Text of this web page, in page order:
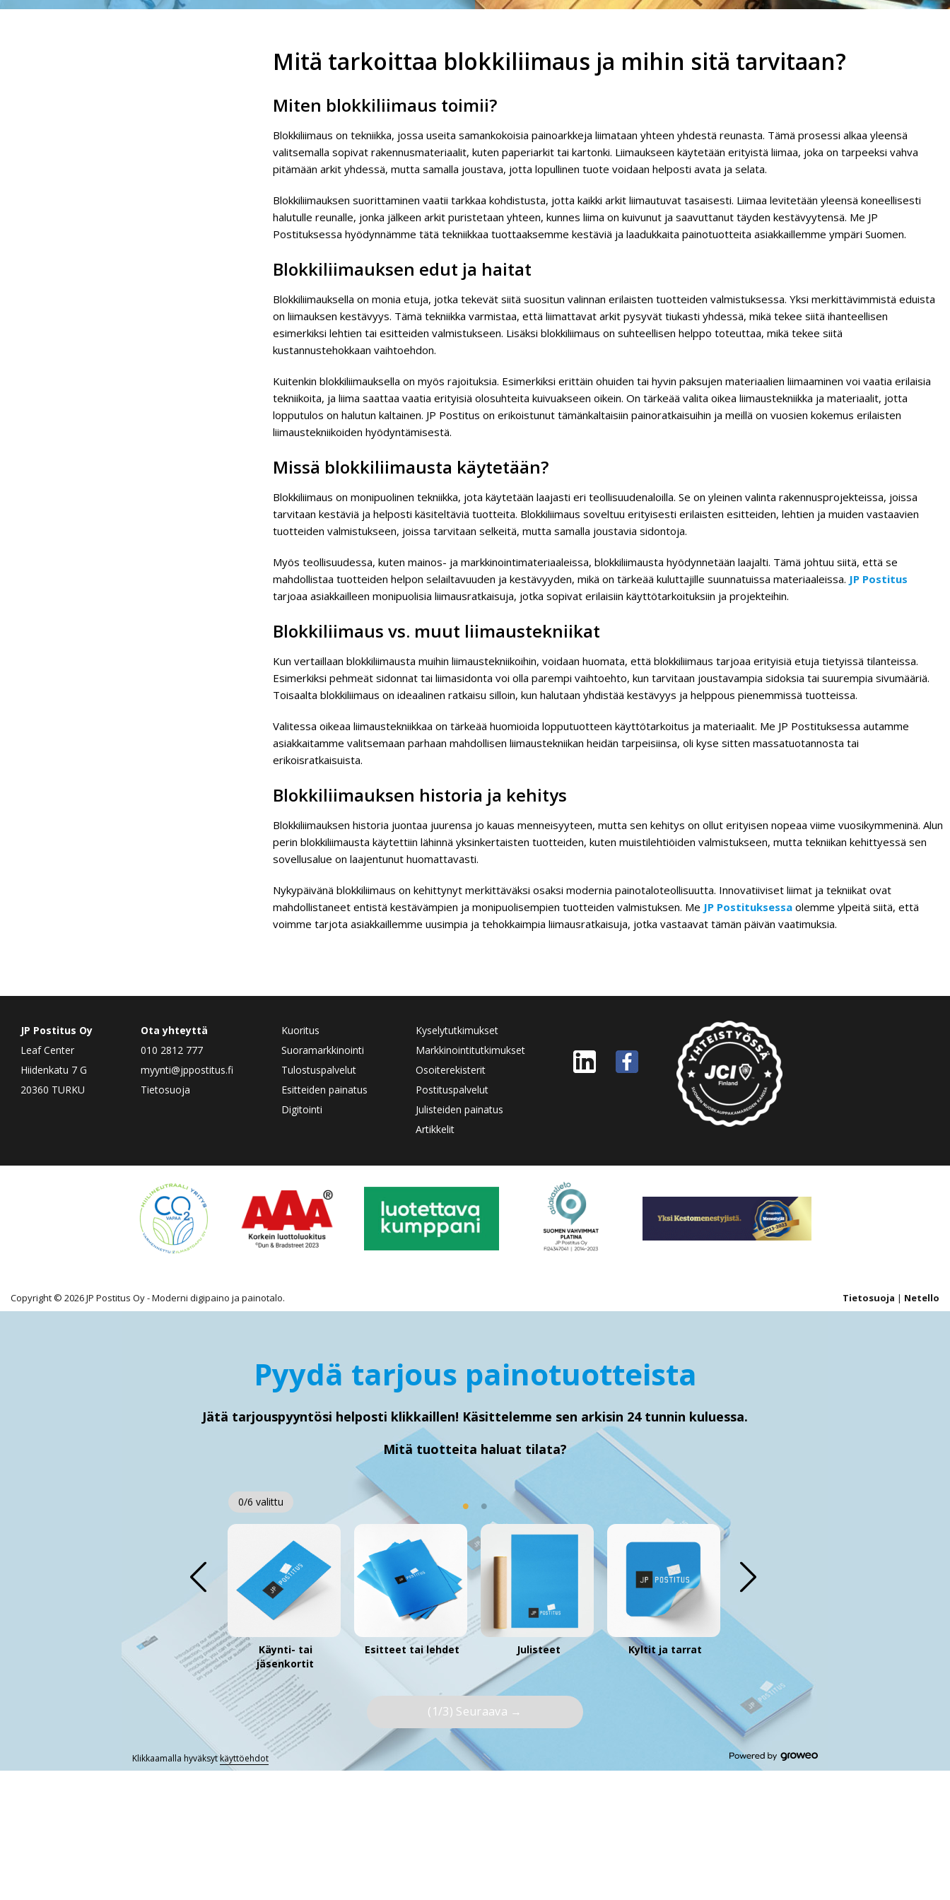
Mitä tarkoittaa blokkiliimaus ja mihin sitä tarvitaan?
Miten blokkiliimaus toimii?
Blokkiliimaus on tekniikka, jossa useita samankokoisia painoarkkeja liimataan yhteen yhdestä reunasta. Tämä prosessi alkaa yleensä
valitsemalla sopivat rakennusmateriaalit, kuten paperiarkit tai kartonki. Liimaukseen käytetään erityistä liimaa, joka on tarpeeksi vahva
pitämään arkit yhdessä, mutta samalla joustava, jotta lopullinen tuote voidaan helposti avata ja selata.
Blokkiliimauksen suorittaminen vaatii tarkkaa kohdistusta, jotta kaikki arkit liimautuvat tasaisesti. Liimaa levitetään yleensä koneellisesti
halutulle reunalle, jonka jälkeen arkit puristetaan yhteen, kunnes liima on kuivunut ja saavuttanut täyden kestävyytensä. Me JP
Postituksessa hyödynnämme tätä tekniikkaa tuottaaksemme kestäviä ja laadukkaita painotuotteita asiakkaillemme ympäri Suomen.
Blokkiliimauksen edut ja haitat
Blokkiliimauksella on monia etuja, jotka tekevät siitä suositun valinnan erilaisten tuotteiden valmistuksessa. Yksi merkittävimmistä eduista
on liimauksen kestävyys. Tämä tekniikka varmistaa, että liimattavat arkit pysyvät tiukasti yhdessä, mikä tekee siitä ihanteellisen
esimerkiksi lehtien tai esitteiden valmistukseen. Lisäksi blokkiliimaus on suhteellisen helppo toteuttaa, mikä tekee siitä
kustannustehokkaan vaihtoehdon.
Kuitenkin blokkiliimauksella on myös rajoituksia. Esimerkiksi erittäin ohuiden tai hyvin paksujen materiaalien liimaaminen voi vaatia erilaisia
tekniikoita, ja liima saattaa vaatia erityisiä olosuhteita kuivuakseen oikein. On tärkeää valita oikea liimaustekniikka ja materiaalit, jotta
lopputulos on halutun kaltainen. JP Postitus on erikoistunut tämänkaltaisiin painoratkaisuihin ja meillä on vuosien kokemus erilaisten
liimaustekniikoiden hyödyntämisestä.
Missä blokkiliimausta käytetään?
Blokkiliimaus on monipuolinen tekniikka, jota käytetään laajasti eri teollisuudenaloilla. Se on yleinen valinta rakennusprojekteissa, joissa
tarvitaan kestäviä ja helposti käsiteltäviä tuotteita. Blokkiliimaus soveltuu erityisesti erilaisten esitteiden, lehtien ja muiden vastaavien
tuotteiden valmistukseen, joissa tarvitaan selkeitä, mutta samalla joustavia sidontoja.
Myös teollisuudessa, kuten mainos- ja markkinointimateriaaleissa, blokkiliimausta hyödynnetään laajalti. Tämä johtuu siitä, että se
mahdollistaa tuotteiden helpon selailtavuuden ja kestävyyden, mikä on tärkeää kuluttajille suunnatuissa materiaaleissa. JP Postitus
tarjoaa asiakkailleen monipuolisia liimausratkaisuja, jotka sopivat erilaisiin käyttötarkoituksiin ja projekteihin.
Blokkiliimaus vs. muut liimaustekniikat
Kun vertaillaan blokkiliimausta muihin liimaustekniikoihin, voidaan huomata, että blokkiliimaus tarjoaa erityisiä etuja tietyissä tilanteissa.
Esimerkiksi pehmeät sidonnat tai liimasidonta voi olla parempi vaihtoehto, kun tarvitaan joustavampia sidoksia tai suurempia sivumääriä.
Toisaalta blokkiliimaus on ideaalinen ratkaisu silloin, kun halutaan yhdistää kestävyys ja helppous pienemmissä tuotteissa.
Valitessa oikeaa liimaustekniikkaa on tärkeää huomioida lopputuotteen käyttötarkoitus ja materiaalit. Me JP Postituksessa autamme
asiakkaitamme valitsemaan parhaan mahdollisen liimaustekniikan heidän tarpeisiinsa, oli kyse sitten massatuotannosta tai
erikoisratkaisuista.
Blokkiliimauksen historia ja kehitys
Blokkiliimauksen historia juontaa juurensa jo kauas menneisyyteen, mutta sen kehitys on ollut erityisen nopeaa viime vuosikymmeninä. Alun
perin blokkiliimausta käytettiin lähinnä yksinkertaisten tuotteiden, kuten muistilehtiöiden valmistukseen, mutta tekniikan kehittyessä sen
sovellusalue on laajentunut huomattavasti.
Nykypäivänä blokkiliimaus on kehittynyt merkittäväksi osaksi modernia painotaloteollisuutta. Innovatiiviset liimat ja tekniikat ovat
mahdollistaneet entistä kestävämpien ja monipuolisempien tuotteiden valmistuksen. Me JP Postituksessa olemme ylpeitä siitä, että
voimme tarjota asiakkaillemme uusimpia ja tehokkaimpia liimausratkaisuja, jotka vastaavat tämän päivän vaatimuksia.
JP Postitus Oy
Leaf Center
Hiidenkatu 7 G
20360 TURKU
Ota yhteyttä
010 2812 777
myynti@jppostitus.fi
Tietosuoja
Kuoritus
Suoramarkkinointi
Tulostuspalvelut
Esitteiden painatus
Digitointi
Kyselytutkimukset
Markkinointitutkimukset
Osoiterekisterit
Postituspalvelut
Julisteiden painatus
Artikkelit
Copyright © 2026 JP Postitus Oy - Moderni digipaino ja painotalo. Tietosuoja | Netello